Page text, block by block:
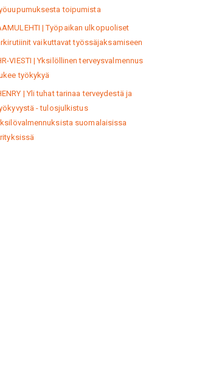
toipumista
| Työpaikan ulkopuoliset
vaikuttavat työssäjaksamiseen
VIESTI | Yksilöllinen terveysvalmennus
työkykyä
| Yli tuhat tarinaa terveydestä ja
- tulosjulkistus
suomalaisissa